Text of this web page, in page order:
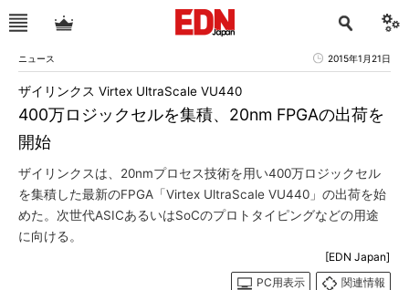
ニュース 2015年1月21日
400万ロジックセルを集積、20nm FPGAの出荷を
開始
ザイリンクス Virtex UltraScale VU440
ザイリンクスは、20nmプロセス技術を用い400万ロジックセル
を集積した最新のFPGA「Virtex UltraScale VU440」の出荷を始
めた。次世代ASICあるいはSoCのプロトタイピングなどの用途
に向ける。
[EDN Japan]
PC用表示
関連情報